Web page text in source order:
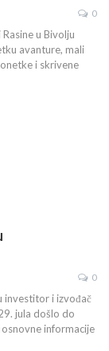
0
u Bivolju
avanture, mali
i skrivene
0
investitor i izvođač
jula došlo do
informacije